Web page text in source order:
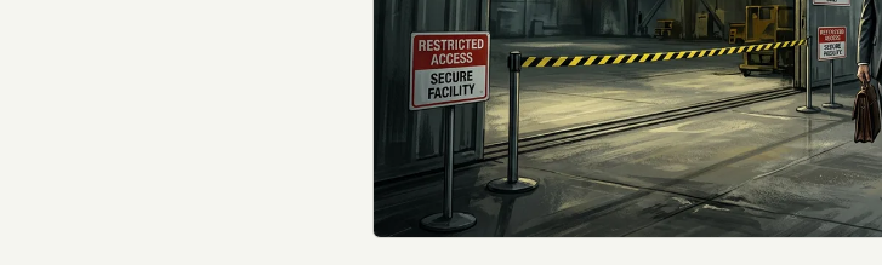
government attention, and the people reading about it deserve to
do so without being watched. If you're a whistleblower, a military
service member, a Hill staffer, or just someone who's curious –
Your internet provider can see that you connected to ufouap.com
(they can see this for every website you visit). Your DNS provider
resolves the domain. Standard web server logs exist on our